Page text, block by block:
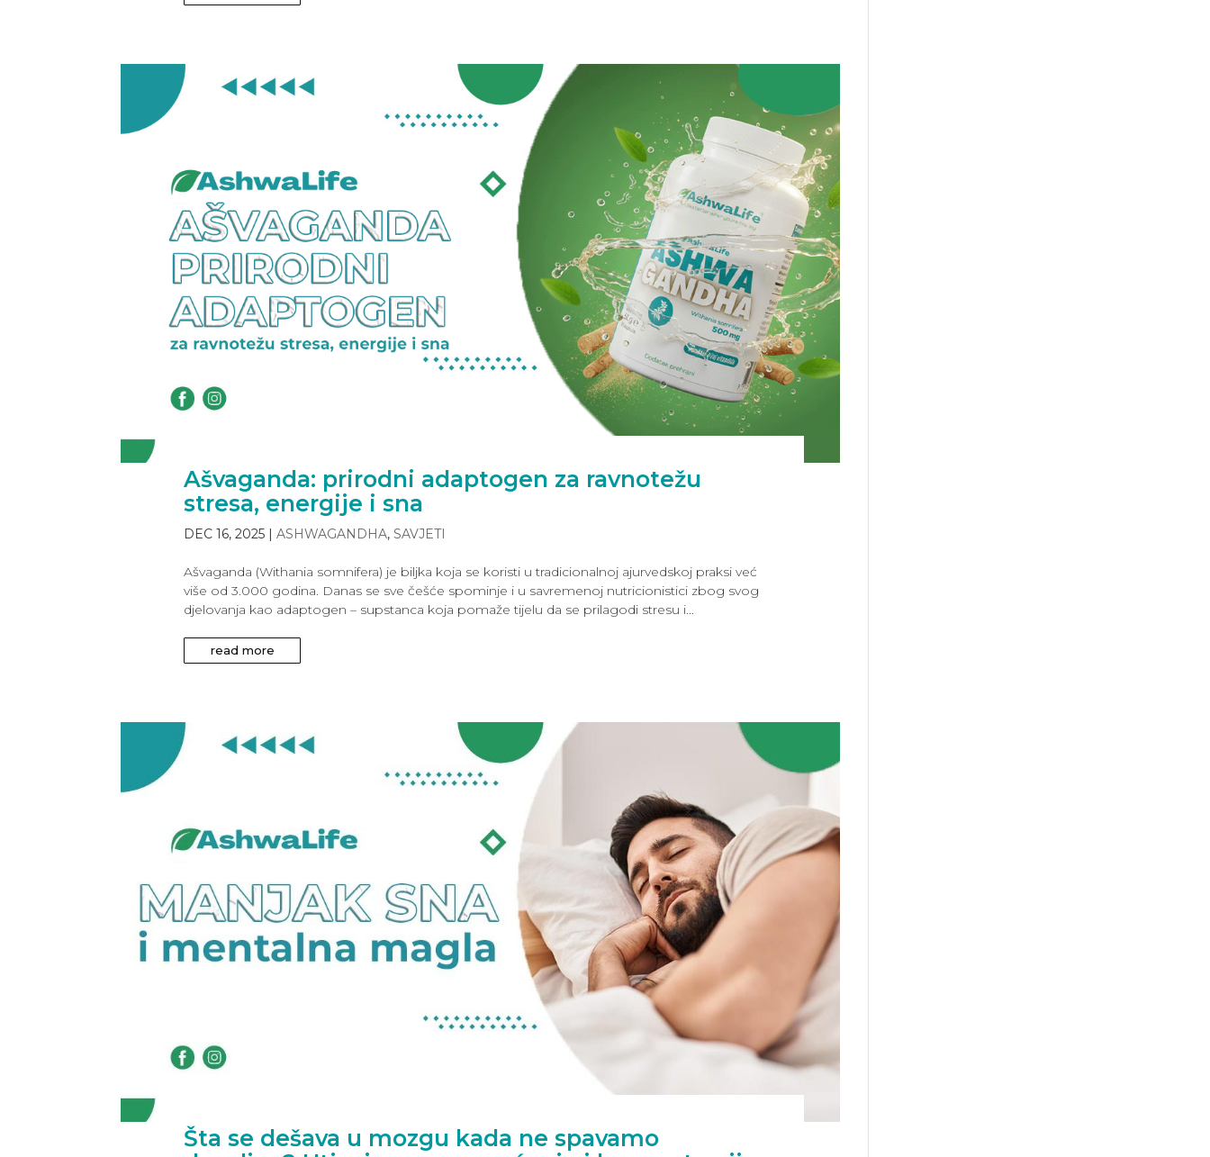
Ašvaganda: prirodni adaptogen za ravnotežu
stresa, energije i sna
DEC 16, 2025 |ASHWAGANDHA,SAVJETI
Ašvaganda (Withania somnifera) je biljka koja se koristi u tradicionalnoj ajurvedskoj praksi već
više od 3.000 godina. Danas se sve češće spominje i u savremenoj nutricionistici zbog svog
djelovanja kao adaptogen – supstanca koja pomaže tijelu da se prilagodi stresu i...
read more
Šta se dešava u mozgu kada ne spavamo